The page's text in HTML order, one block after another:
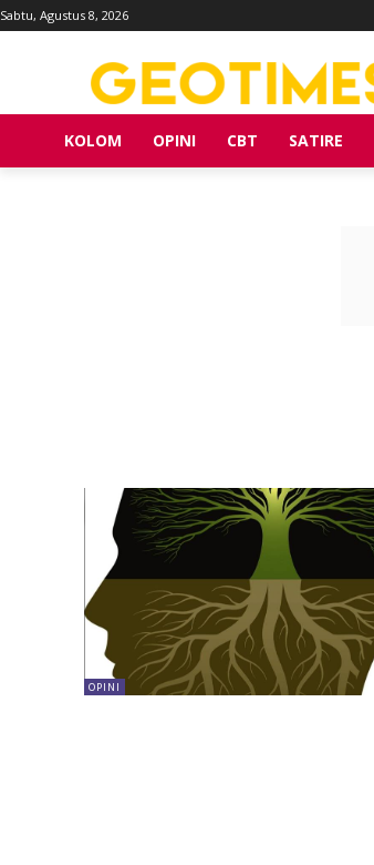
Sabtu, Agustus 8, 2026
KOLOM OPINI CBT SATIRE
OPINI